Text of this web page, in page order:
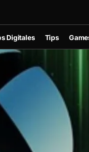
Digitales Tips